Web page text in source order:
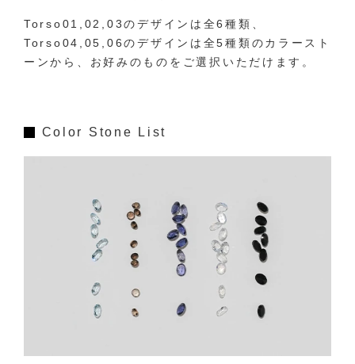
Torso01,02,03のデザインは全6種類、
Torso04,05,06のデザインは全5種類のカラースト
ーンから、お好みのものをご選択いただけます。
Color Stone List